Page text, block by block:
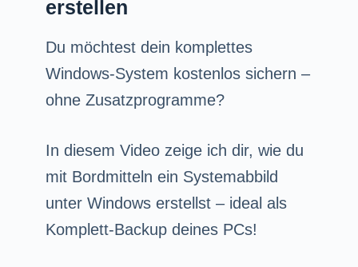
erstellen
Du möchtest dein komplettes
Windows-System kostenlos sichern –
ohne Zusatzprogramme?
In diesem Video zeige ich dir, wie du
mit Bordmitteln ein Systemabbild
unter Windows erstellst – ideal als
Komplett-Backup deines PCs!